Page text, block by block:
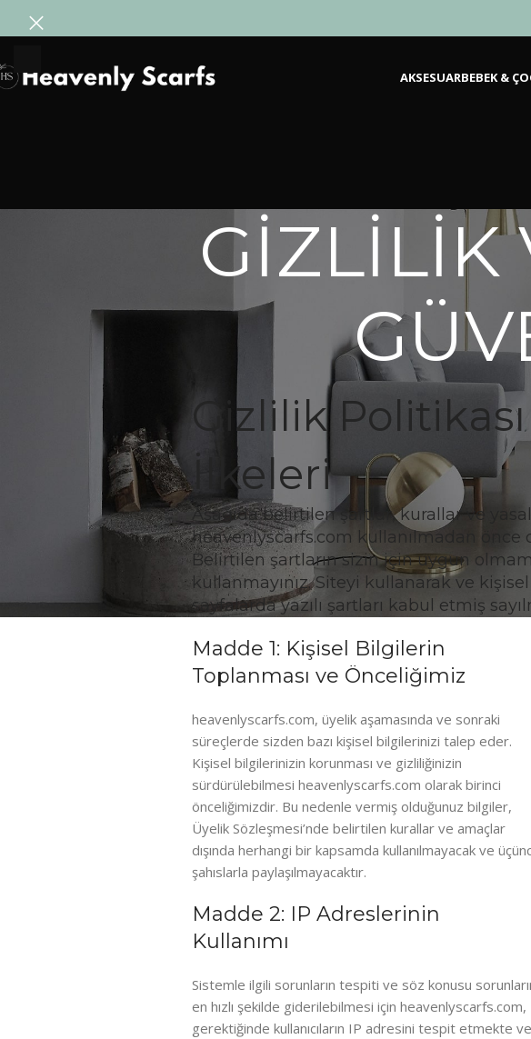
AKSESUARBEBEK &
GİZLİLİK
Gizlilik
İlkeleri
Aşağıda belirtilen şartlar, kurallar ve
heavenlyscarfs.com kullanılmadan önce
Belirtilen şartların sizin için uygun
kullanmayınız. Siteyi kullanarak ve
sayfalarda yazılı şartları kabul etmiş
Madde 1: Kişisel Bilgilerin
Toplanması ve Önceliğimiz
heavenlyscarfs.com, üyelik aşamasında ve sonraki
süreçlerde sizden bazı kişisel bilgilerinizi talep eder.
Kişisel bilgilerinizin korunması ve gizliliğinizin
sürdürülebilmesi heavenlyscarfs.com olarak birinci
önceliğimizdir. Bu nedenle vermiş olduğunuz bilgiler,
Üyelik Sözleşmesi’nde belirtilen kurallar ve amaçlar
dışında herhangi bir kapsamda kullanılmayacak ve
şahıslarla paylaşılmayacaktır.
Madde 2: IP Adreslerinin
Kullanımı
Sistemle ilgili sorunların tespiti ve söz konusu
en hızlı şekilde giderilebilmesi için heavenlyscarfs.com,
gerektiğinde kullanıcıların IP adresini tespit etmekte ve